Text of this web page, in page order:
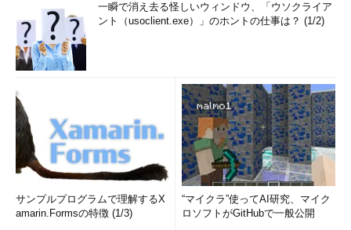
一瞬で消え去る怪しいウィンドウ、「ウソクライア
ント（usoclient.exe）」のホントの仕事は？ (1/2)
サンプルプログラムで理解するX
amarin.Formsの特徴 (1/3)
“マイクラ”使ってAI研究、マイク
ロソフトがGitHubで一般公開